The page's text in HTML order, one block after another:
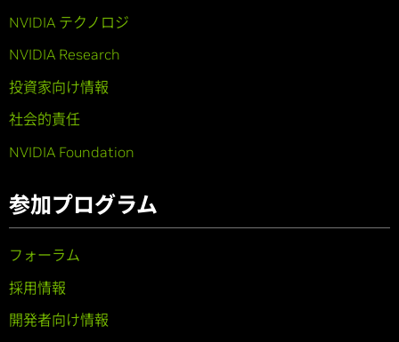
NVIDIA テクノロジ
NVIDIA Research
投資家向け情報
社会的責任
NVIDIA Foundation
参加プログラム
フォーラム
採用情報
開発者向け情報